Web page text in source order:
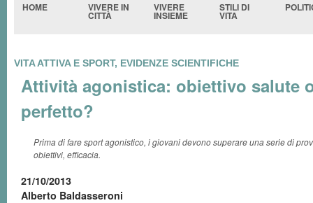
HOME VIVERE IN
CITTÀ
VIVERE
INSIEME
STILI DI
VITA
VITA ATTIVA E SPORT, EVIDENZE SCIENTIFICHE
Attività agonistica: obiettivo salute
perfetto?
Prima di fare sport agonistico, i giovani devono superare una serie di
obiettivi, efficacia.
21/10/2013
Alberto Baldasseroni